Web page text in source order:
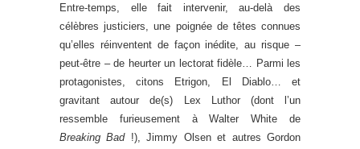
Entre-temps, elle fait intervenir, au-delà des
célèbres justiciers, une poignée de têtes connues
qu’elles réinventent de façon inédite, au risque –
peut-être – de heurter un lectorat fidèle… Parmi les
protagonistes, citons Etrigon, El Diablo… et
gravitant autour de(s) Lex Luthor (dont l’un
ressemble furieusement à Walter White de
Breaking Bad!), Jimmy Olsen et autres Gordon